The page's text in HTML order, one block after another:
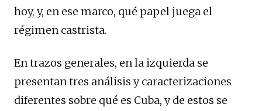
hoy, y, en ese marco, qué papel juega el
régimen castrista.
En trazos generales, en la izquierda se
presentan tres análisis y caracterizaciones
diferentes sobre qué es Cuba, y de estos se